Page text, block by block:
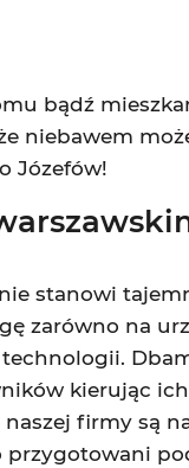
bądź
niebawem
Józefów!
stanowi
zarówno na
kierując
firmy są